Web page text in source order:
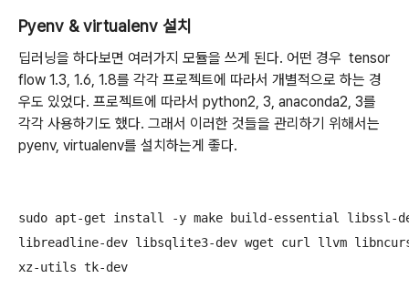
Pyenv & virtualenv 설치
딥러닝을 하다보면 여러가지 모듈을 쓰게 된다. 어떤 경우 tensor
flow 1.3, 1.6, 1.8를 각각 프로젝트에 따라서 개별적으로 하는 경
우도 있었다. 프로젝트에 따라서 python2, 3, anaconda2, 3를
각각 사용하기도 했다. 그래서 이러한 것들을 관리하기 위해서는
pyenv, virtualenv를 설치하는게 좋다.
sudo apt-get install -y make build-essential libssl-
libreadline-dev libsqlite3-dev wget curl llvm
xz-utils tk-dev